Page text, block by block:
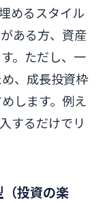
めるスタイル
ある方、資産
。ただし、一
、成長投資枠
します。例え
するだけでリ
投資の楽